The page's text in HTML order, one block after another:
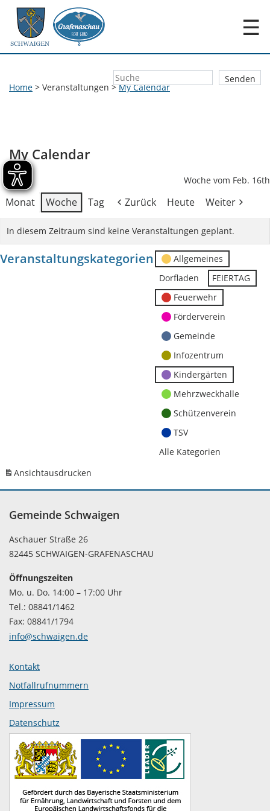
☰
Home > Veranstaltungen >My Calendar
My Calendar
Woche vom Feb. 16th
Monat Woche Tag Zurück Heute Weiter
In diesem Zeitraum sind keine Veranstaltungen geplant.
Veranstaltungskategorien
Allgemeines
Dorfladen
FEIERTAG
Feuerwehr
Förderverein
Gemeinde
Infozentrum
Kindergärten
Mehrzweckhalle
Schützenverein
TSV
Alle Kategorien
Ansichtausdrucken
Gemeinde Schwaigen
Aschauer Straße 26
82445 SCHWAIGEN-GRAFENASCHAU
Öffnungszeiten
Mo. u. Do. 14:00 – 17:00 Uhr
Tel.: 08841/1462
Fax: 08841/1794
info@schwaigen.de
Kontakt
Notfallrufnummern
Impressum
Datenschutz